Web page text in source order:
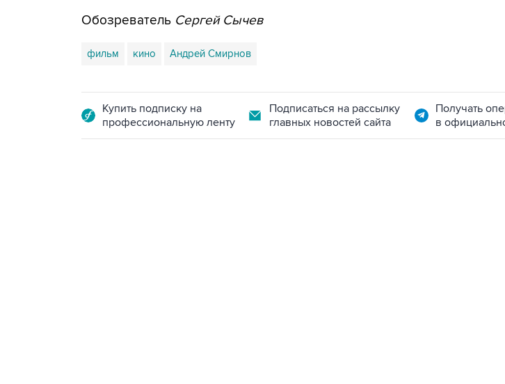
Обозреватель Сергей Сычев
фильм кино Андрей Смирнов
Купить подписку на
профессиональную ленту
Подписаться на рассылку
главных новостей сайта
Получать
в